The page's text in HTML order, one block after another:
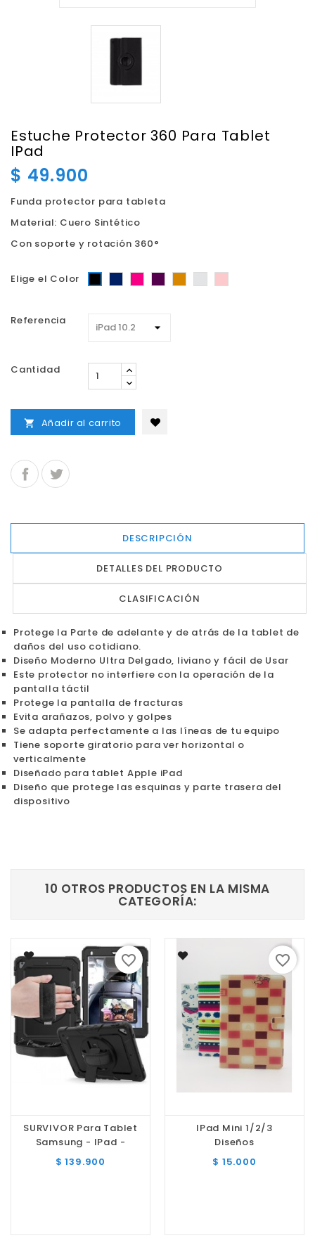
Estuche Protector 360 Para Tablet
IPad
$ 49.900
Funda protector para tableta
Material: Cuero Sintético
Con soporte y rotación 360°
Elige el Color NegroAzulFucsiaMoradoDoradoPlateado
Oro
Rosa
Referencia
Cantidad
 Añadir al carrito
DESCRIPCIÓN
DETALLES DEL PRODUCTO
CLASIFICACIÓN
Protege la Parte de adelante y de atrás de la tablet de
daños del uso cotidiano.
Diseño Moderno Ultra Delgado, liviano y fácil de Usar
Este protector no interfiere con la operación de la
pantalla táctil
Protege la pantalla de fracturas
Evita arañazos, polvo y golpes
Se adapta perfectamente a las líneas de tu equipo
Tiene soporte giratorio para ver horizontal o
verticalmente
Diseñado para tablet Apple iPad
Diseño que protege las esquinas y parte trasera del
dispositivo
10 OTROS PRODUCTOS EN LA MISMA
CATEGORÍA:
favorite_border
SURVIVOR Para Tablet
Samsung - IPad -
Lenovo - Huawei
Precio
$ 139.900
favorite_border
IPad Mini 1/2/3
Diseños
Precio
$ 15.000